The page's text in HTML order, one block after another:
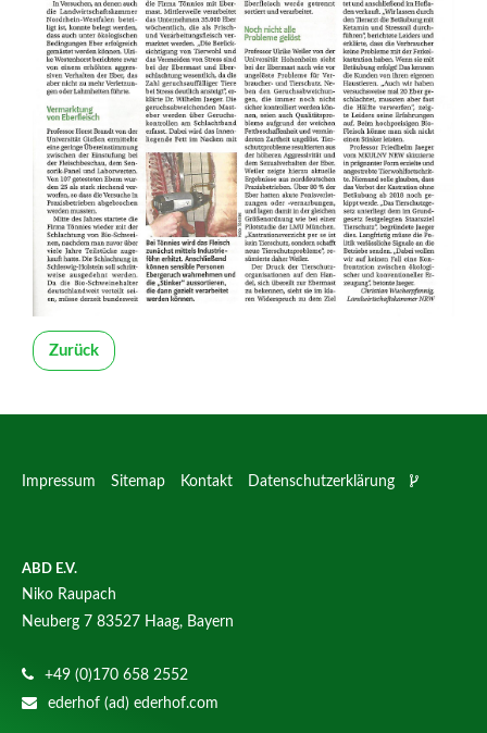
Zurück
Impressum Sitemap Kontakt Datenschutzerklärung
ABD E.V.
Niko Raupach
Neuberg 7 83527 Haag, Bayern
+49 (0)170 658 2552
ederhof (ad) ederhof.com